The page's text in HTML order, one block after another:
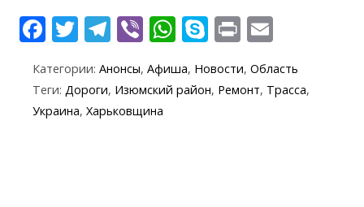
F
e
b
T
itt
er
T
e
gr
Vi
b
er
W
at
s
S
y
p
Pr
in
t ai
l
Категории: Анонсы, Афиша, Новости, Область
Теги: Дороги, Изюмский район, Ремонт, Трасса,
Украина, Харьковщина